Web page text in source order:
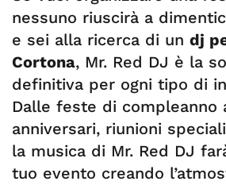
nessuno riuscirà a
e sei alla ricerca di un dj
Cortona, Mr. Red DJ è la
definitiva per ogni tipo di
Dalle feste di compleanno
anniversari, riunioni
la musica di Mr. Red DJ
tuo evento creando